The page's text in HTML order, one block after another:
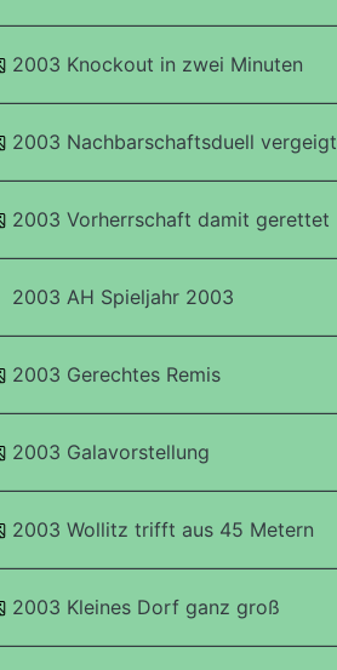
2003 Knockout in zwei Minuten
2003 Nachbarschaftsduell vergeigt
2003 Vorherrschaft damit gerettet
2003 AH Spieljahr 2003
2003 Gerechtes Remis
2003 Galavorstellung
2003 Wollitz trifft aus 45 Metern
2003 Kleines Dorf ganz groß